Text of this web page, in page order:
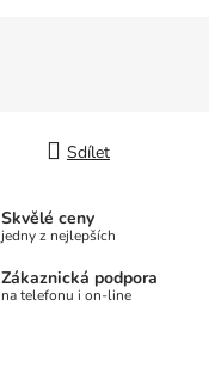
Sdílet
Skvělé ceny
jedny z nejlepších
Zákaznická podpora
na telefonu i on-line